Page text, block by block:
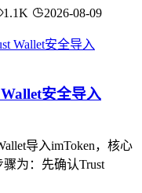
1.1K 2026-08-09
安全导入
导入imToken，核心
为：先确认Trust